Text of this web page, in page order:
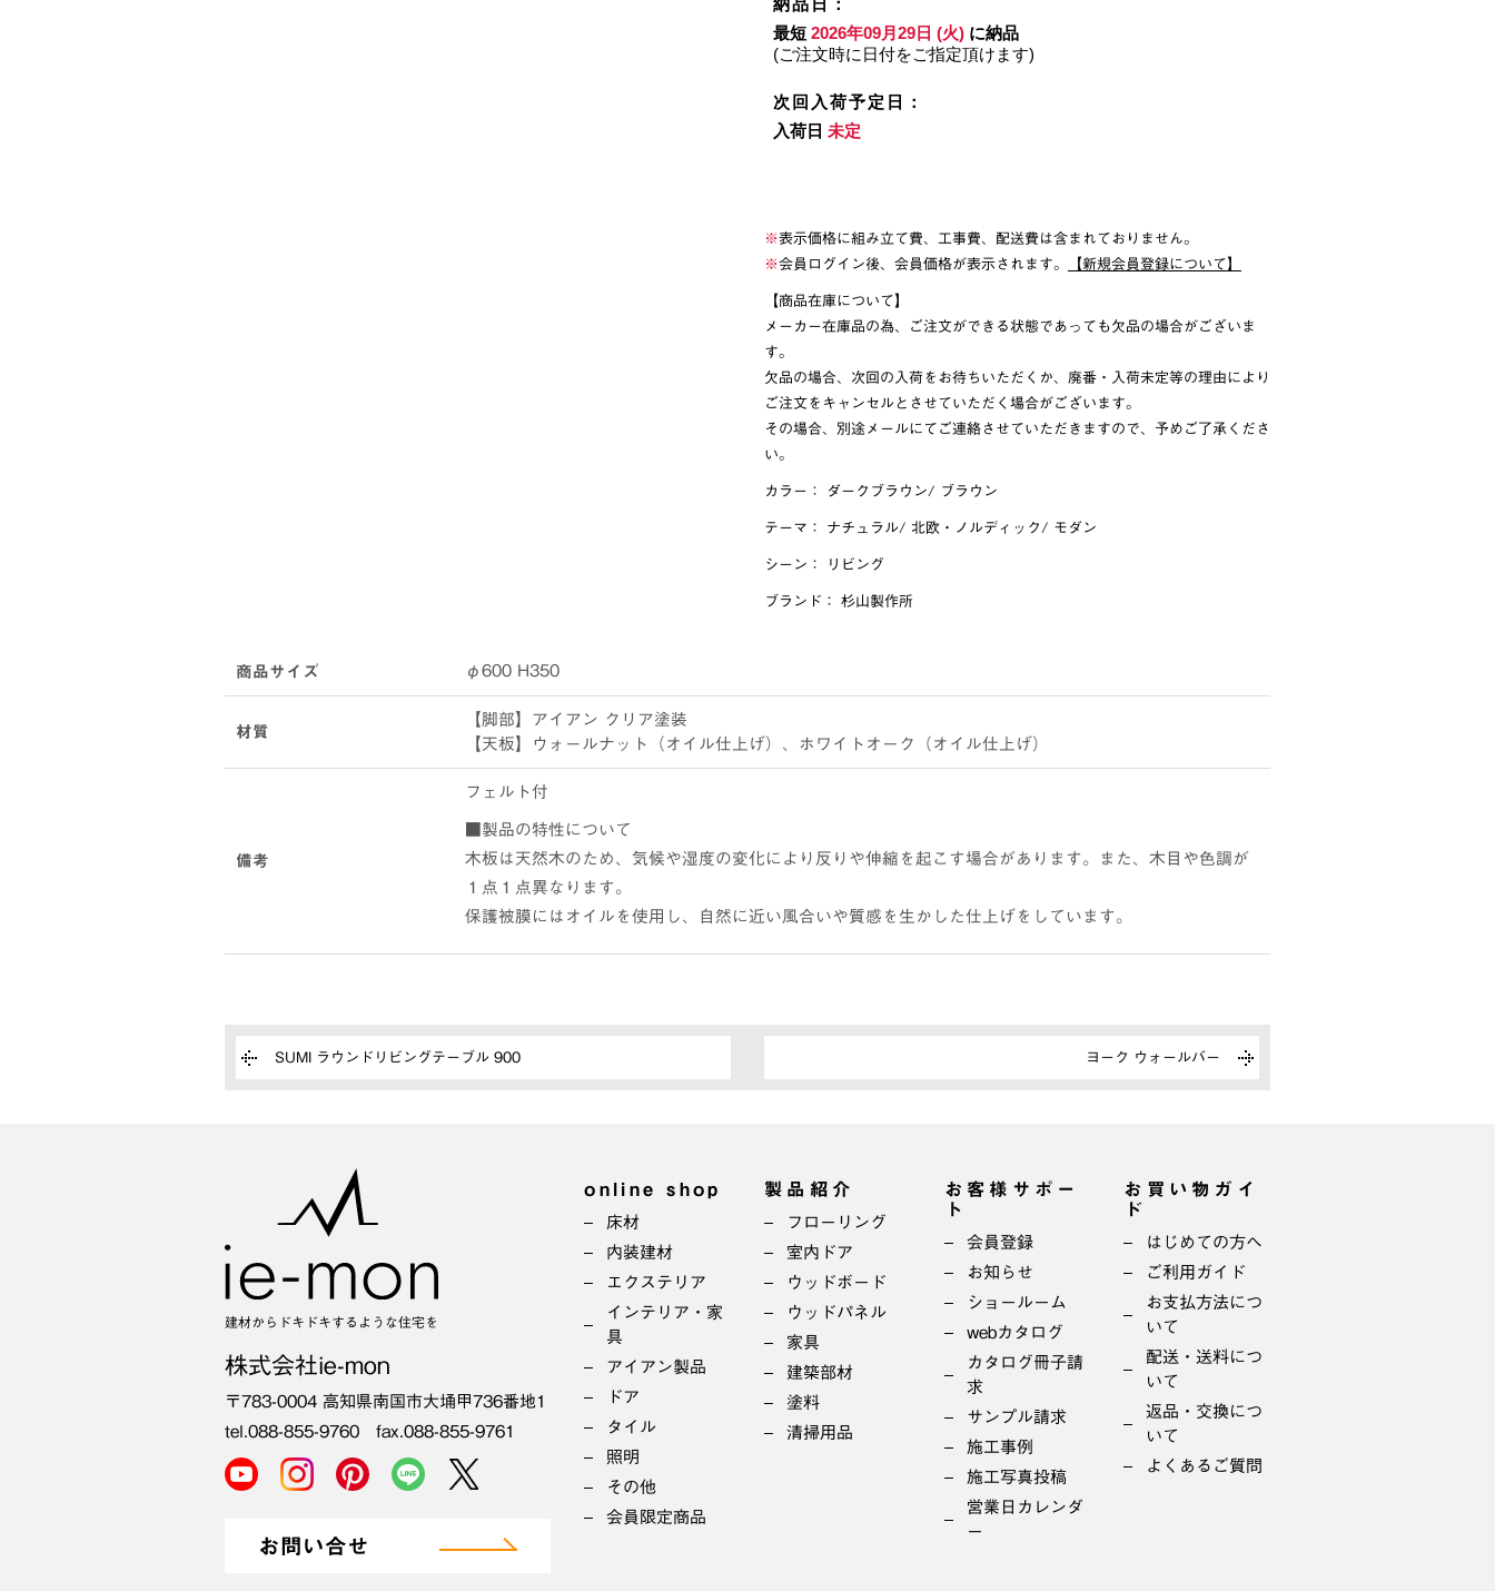
※表示価格に組み立て費、工事費、配送費は含まれておりません。
※会員ログイン後、会員価格が表示されます。 【新規会員登録について】
【商品在庫について】
メーカー在庫品の為、ご注文ができる状態であっても欠品の場合がございま
す。
欠品の場合、次回の入荷をお待ちいただくか、廃番・入荷未定等の理由により
ご注文をキャンセルとさせていただく場合がございます。
その場合、別途メールにてご連絡させていただきますので、予めご了承くださ
い。
カラー： ダークブラウン/ ブラウン
テーマ： ナチュラル/ 北欧・ノルディック / モダン
シーン： リビング
ブランド： 杉山製作所
商品サイズ φ600 H350
材質
【脚部】アイアン クリア塗装
【天板】ウォールナット（オイル仕上げ）、ホワイトオーク（オイル仕上げ）
備考
フェルト付
■製品の特性について
木板は天然木のため、気候や湿度の変化により反りや伸縮を起こす場合があります。また、木目や色調が
１点１点異なります。
保護被膜にはオイルを使用し、自然に近い風合いや質感を生かした仕上げをしています。
SUMI ラウンドリビングテーブル 900 ヨーク ウォールバー
建材からドキドキするような住宅を
株式会社ie-mon
〒783-0004 高知県南国市大埇甲736番地1
tel.088-855-9760 fax.088-855-9761
お問い合せ
online shop
床材
内装建材
エクステリア
インテリア・家
具
アイアン製品
ドア
タイル
照明
その他
会員限定商品
製品紹介
フローリング
室内ドア
ウッドボード
ウッドパネル
家具
建築部材
塗料
清掃用品
お客様サポー
ト
会員登録
お知らせ
ショールーム
webカタログ
カタログ冊子請
求
サンプル請求
施工事例
施工写真投稿
営業日カレンダ
ー
お買い物ガイ
ド
はじめての方へ
ご利用ガイド
お支払方法につ
いて
配送・送料につ
いて
返品・交換につ
いて
よくあるご質問